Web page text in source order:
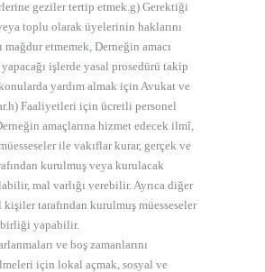
geziler tertip etmek.g) Gerektiği
toplu olarak üyelerinin haklarını
mağdur etmemek, Derneğin amacı
işlerde yasal prosedürü takip
yardım almak için Avukat ve
Faaliyetleri için ücretli personel
amaçlarına hizmet edecek ilmî,
ile vakıflar kurar, gerçek ve
kurulmuş veya kurulacak
mal varlığı verebilir. Ayrıca diğer
kişiler tarafından kurulmuş müesseseler
yapabilir.
ve boş zamanlarını
için lokal açmak, sosyal ve